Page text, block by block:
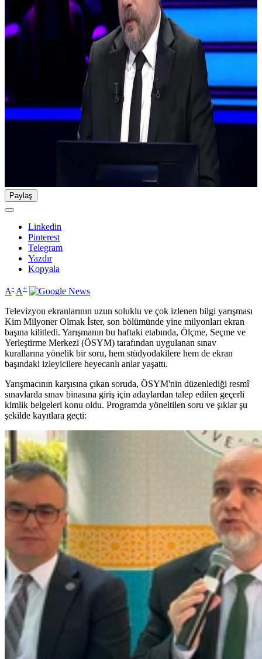
Paylaş
Linkedin
Pinterest
Telegram
Yazdır
Kopyala
A- A+
Televizyon ekranlarının uzun soluklu ve çok izlenen bilgi yarışması
Kim Milyoner Olmak İster, son bölümünde yine milyonları ekran
başına kilitledi. Yarışmanın bu haftaki etabında, Ölçme, Seçme ve
Yerleştirme Merkezi (ÖSYM) tarafından uygulanan sınav
kurallarına yönelik bir soru, hem stüdyodakilere hem de ekran
başındaki izleyicilere heyecanlı anlar yaşattı.
Yarışmacının karşısına çıkan soruda, ÖSYM'nin düzenlediği resmî
sınavlarda sınav binasına giriş için adaylardan talep edilen geçerli
kimlik belgeleri konu oldu. Programda yöneltilen soru ve şıklar şu
şekilde kayıtlara geçti: